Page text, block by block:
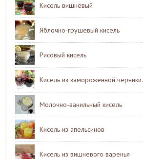
Кисель вишнёвый
Яблочно-грушевый кисель
Рисовый кисель
Кисель из замороженной черники.
Молочно-ванильный кисель
Кисель из апельсинов
Кисель из вишневого варенья